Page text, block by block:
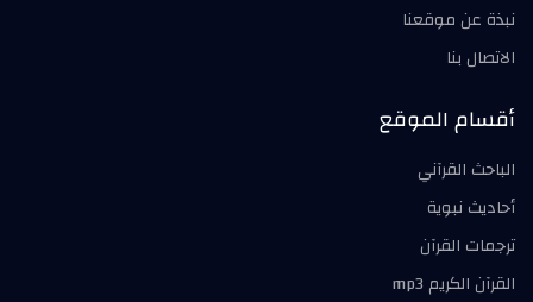
نبذة عن موقعنا
الاتصال بنا
أقسام الموقع
الباحث القرآني
أحاديث نبوية
ترجمات القرآن
القرآن الكريم mp3